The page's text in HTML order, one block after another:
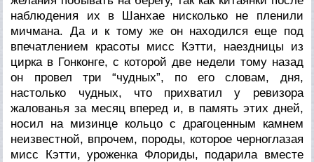
наблюдения их в Шанхае нисколько не пленили
мичмана. Да и к тому же он находился еще под
впечатлением красоты мисс Кэтти, наездницы из
цирка в Гонконге, с которой две недели тому назад
он провел три “чудных”, по его словам, дня,
настолько чудных, что прихватил у ревизора
жалованья за месяц вперед и, в память этих дней,
носил на мизинце кольцо с драгоценным камнем
неизвестной, впрочем, породы, которое черноглазая
мисс Кэтти, уроженка Флориды, подарила вместе